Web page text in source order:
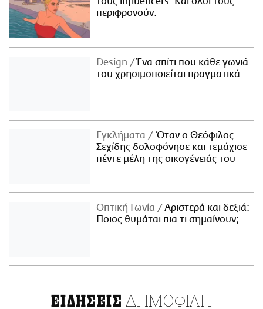
περιφρονούν.
Design
Ένα σπίτι που κάθε γωνιά
του χρησιμοποιείται πραγματικά
Εγκλήματα
Όταν ο Θεόφιλος
Σεχίδης δολοφόνησε και τεμάχισε
πέντε μέλη της οικογένειάς του
Οπτική Γωνία
Αριστερά και δεξιά:
Ποιος θυμάται πια τι σημαίνουν;
ΕΙΔΗΣΕΙΣ ΔΗΜΟΦΙΛΗ